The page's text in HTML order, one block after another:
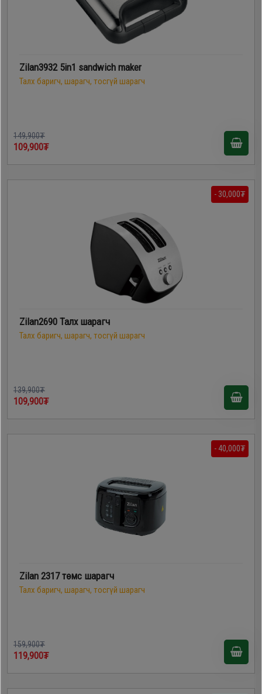
Zilan3932 5in1 sandwich maker
Талх баригч, шарагч, тосгүй шарагч
149,900₮
109,900₮
- 30,000₮
Zilan2690 Талх шарагч
Талх баригч, шарагч, тосгүй шарагч
139,900₮
109,900₮
- 40,000₮
Zilan 2317 төмс шарагч
Талх баригч, шарагч, тосгүй шарагч
159,900₮
119,900₮